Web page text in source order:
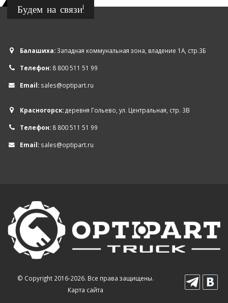
Будем на связи!
Балашиха:Западная коммунальная зона, владение 1А, стр.3Б
Телефон: 8 800 511 51 99
Email: sales@optipart.ru
Красногорск:деревня Гольево, ул. Центральная, стр. 3В
Телефон: 8 800 511 51 99
Email: sales@optipart.ru
© Copyright 2016-2026. Все права защищены.
Карта сайта